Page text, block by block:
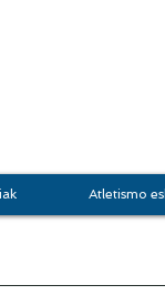
Atletismo